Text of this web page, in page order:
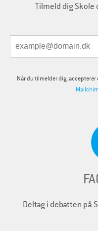
Tilmeld dig
Når du tilmelder dig, accepterer
Deltag i debatten på